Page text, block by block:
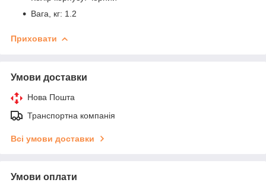
Вага, кг: 1.2
Приховати
Умови доставки
Нова Пошта
Транспортна компанія
Всі умови доставки
Умови оплати